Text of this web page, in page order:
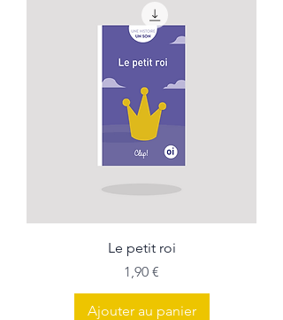
Le petit roi
Prix
1,90 €
Ajouter au panier